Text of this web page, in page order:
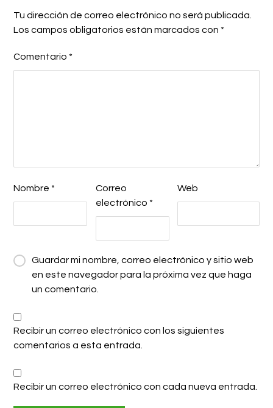
Tu dirección de correo electrónico no será publicada.
Los campos obligatorios están marcados con *
Comentario *
Nombre *
Correo
electrónico *
Web
Guardar mi nombre, correo electrónico y sitio web
en este navegador para la próxima vez que haga
un comentario.
Recibir un correo electrónico con los siguientes
comentarios a esta entrada.
Recibir un correo electrónico con cada nueva entrada.